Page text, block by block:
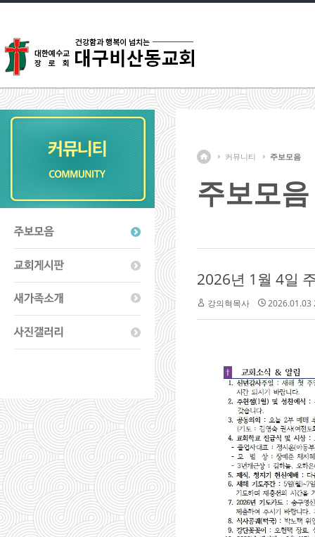
커뮤니티 주보모음
주보모음
2026년 1월 4일
강의혁목사 2026.01.03